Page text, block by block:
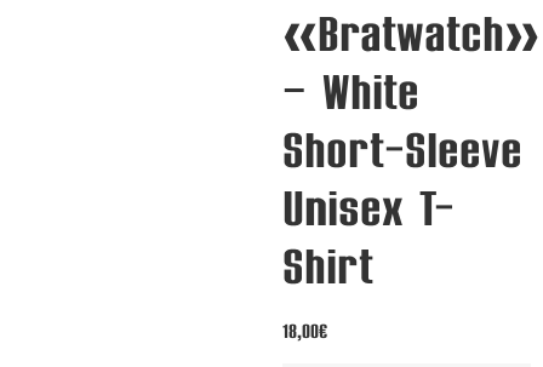
«Bratwatch»
– White
Short-Sleeve
Unisex T-
Shirt
18,00€